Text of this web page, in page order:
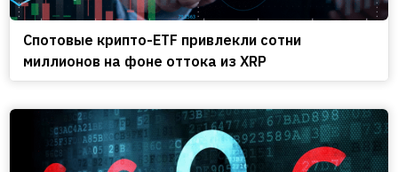
Спотовые крипто-ETF привлекли сотни
миллионов на фоне оттока из XRP